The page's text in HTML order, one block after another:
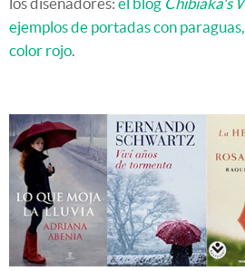
ejemplos de portadas con
color rojo.